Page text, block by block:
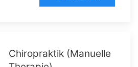
Chiropraktik (Manuelle